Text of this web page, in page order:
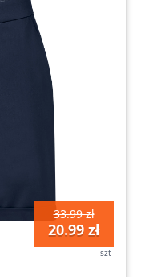
33.99 zł
20.99 zł
szt